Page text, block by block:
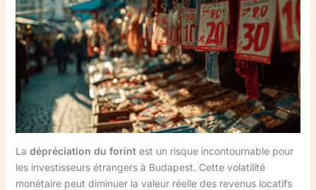
La dépréciation du forintest un risque incontournable pour
les investisseurs étrangers à Budapest. Cette volatilité
monétaire peut diminuer la valeur réelle des revenus locatifs